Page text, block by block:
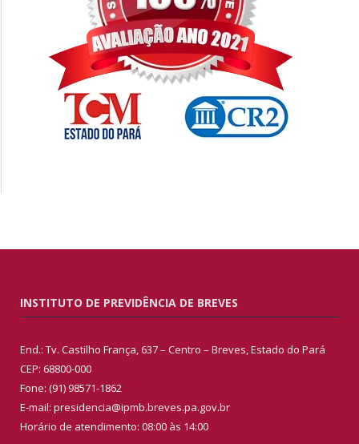
INSTITUTO DE PREVIDÊNCIA DE BREVES
End.: Tv. Castilho França, 637 – Centro – Breves, Estado do Pará
CEP: 68800-000
Fone: (91) 98571-1862
E-mail: presidencia@ipmb.breves.pa.gov.br
Horário de atendimento: 08:00 às 14:00